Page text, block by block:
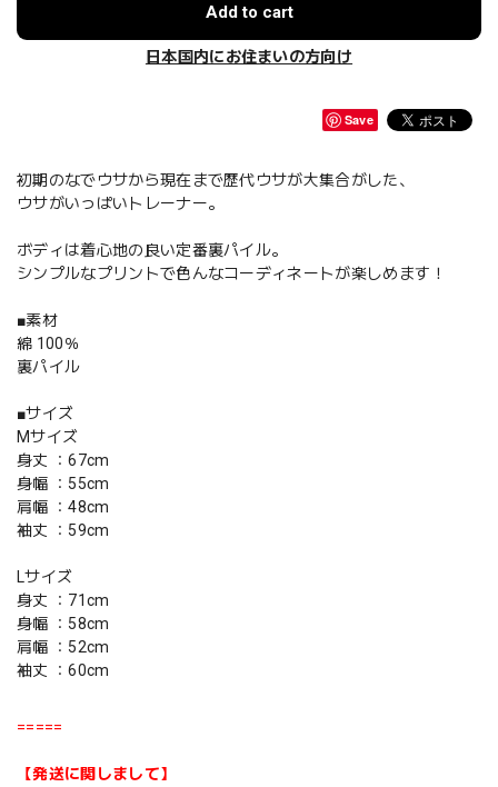
Add to cart
日本国内にお住まいの方向け
Save
初期のなでウサから現在まで歴代ウサが大集合がした、
ウサがいっぱいトレーナー。
ボディは着心地の良い定番裏パイル。
シンプルなプリントで色んなコーディネートが楽しめます！
■素材
綿 100％
裏パイル
■サイズ
Mサイズ
身丈 ：67cm
身幅 ：55cm
肩幅 ：48cm
袖丈 ：59cm
Lサイズ
身丈 ：71cm
身幅 ：58cm
肩幅 ：52cm
袖丈 ：60cm
=====
【発送に関しまして】